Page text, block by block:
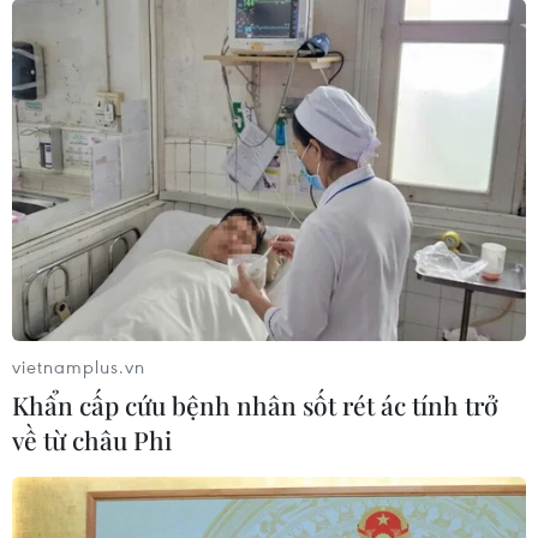
vietnamplus.vn
Khẩn cấp cứu bệnh nhân sốt rét ác tính trở
về từ châu Phi